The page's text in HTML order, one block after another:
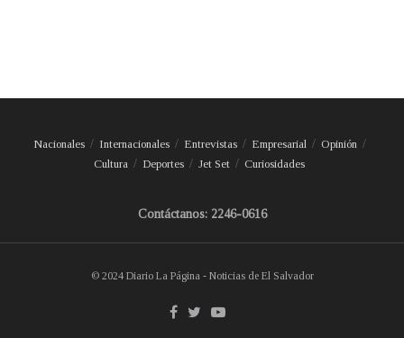
Nacionales Internacionales Entrevistas Empresarial
Opinión
Cultura
Deportes Jet Set Curiosidades
Contáctanos: 2246-0616
© 2024 Diario La Página - Noticias de El Salvador